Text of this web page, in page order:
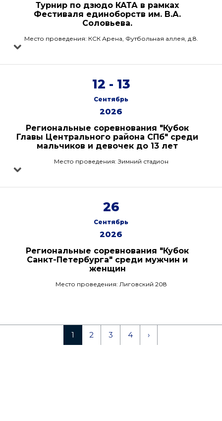
Турнир по дзюдо КАТА в рамках
Фестиваля единоборств им. В.А.
Соловьева.
Место проведения: КСК Арена, Футбольная аллея, д.8.
12 - 13
Сентябрь
2026
Региональные соревнования "Кубок
Главы Центрального района СПб" среди
мальчиков и девочек до 13 лет
Место проведения: Зимний стадион
26
Сентябрь
2026
Региональные соревнования "Кубок
Санкт-Петербурга" среди мужчин и
женщин
Место проведения: Лиговский 208
1 2 3 4 ›